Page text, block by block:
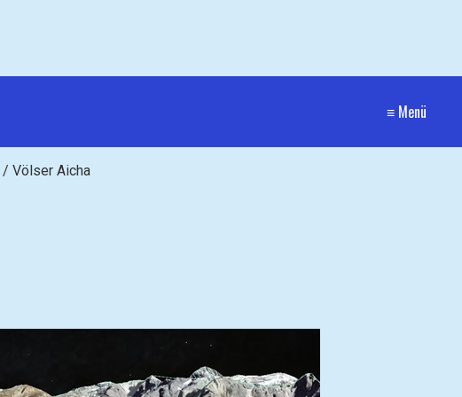
≡ Menü
/ Völser Aicha